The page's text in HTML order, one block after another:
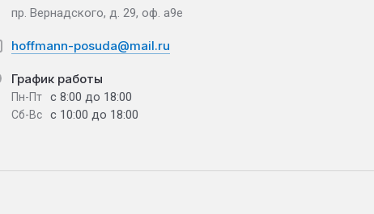
пр. Вернадского, д. 29, оф. а9е
hoffmann-posuda@mail.ru
График работы
Пн-Пт с 8:00 до 18:00
Сб-Вс с 10:00 до 18:00